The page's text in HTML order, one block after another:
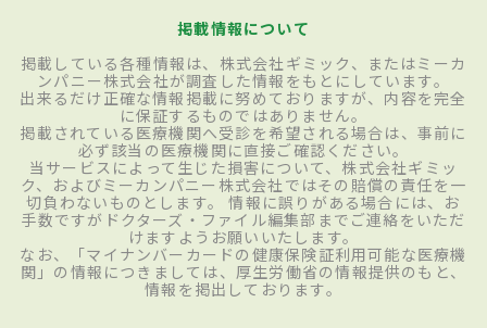
掲載情報について
掲載している各種情報は、株式会社ギミック、またはミーカ
ンパニー株式会社が調査した情報をもとにしています。
出来るだけ正確な情報掲載に努めておりますが、内容を完全
に保証するものではありません。
掲載されている医療機関へ受診を希望される場合は、事前に
必ず該当の医療機関に直接ご確認ください。
当サービスによって生じた損害について、株式会社ギミッ
ク、およびミーカンパニー株式会社ではその賠償の責任を一
切負わないものとします。 情報に誤りがある場合には、お
手数ですがドクターズ・ファイル編集部までご連絡をいただ
けますようお願いいたします。
なお、「マイナンバーカードの健康保険証利用可能な医療機
関」の情報につきましては、厚生労働省の情報提供のもと、
情報を掲出しております。